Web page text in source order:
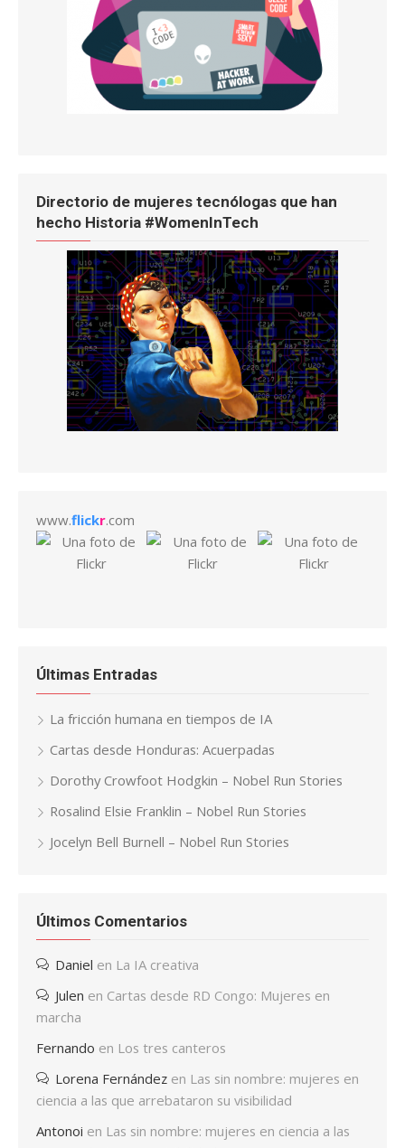
Directorio de mujeres tecnólogas que han
hecho Historia #WomenInTech
www.flickr.com
Últimas Entradas
La fricción humana en tiempos de IA
Cartas desde Honduras: Acuerpadas
Dorothy Crowfoot Hodgkin – Nobel Run Stories
Rosalind Elsie Franklin – Nobel Run Stories
Jocelyn Bell Burnell – Nobel Run Stories
Últimos Comentarios
Daniel en La IA creativa
Julen en Cartas desde RD Congo: Mujeres en
marcha
Fernando en Los tres canteros
Lorena Fernández en Las sin nombre: mujeres en
ciencia a las que arrebataron su visibilidad
Antonoi en Las sin nombre: mujeres en ciencia a las